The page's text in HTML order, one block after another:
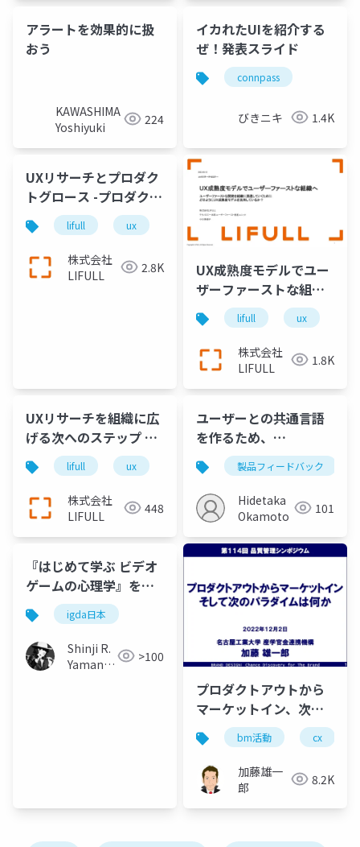
アラートを効果的に扱
おう
KAWASHIMA
Yoshiyuki
224
イカれたUIを紹介する
ぜ！発表スライド
connpass
びきニキ 1.4K
UXリサーチとプロダク
トグロース -プロダクト
グロースを最大化する
UXリサーチの活用方法
-
lifull ux uxリサーチ
株式会社
LIFULL
2.8K
UX成熟度モデルでユー
ザーファーストな組織
へ ユーザーファースト
な開発を組織に浸透し
ていくために、どのよ
うに UX成熟度モデルを
活用しているか?
lifull ux
株式会社
LIFULL
1.8K
UXリサーチを組織に広
げる次へのステップ ユ
ーザーファースト推進
チームの拡大を通して
見えてきたこと
lifull ux uxリサーチ
株式会社
LIFULL
448
ユーザーとの共通言語
を作るため、
「Friction Logging」
を始めよう
製品フィードバック
Hidetaka
Okamoto
101
『はじめて学ぶ ビデオ
ゲームの心理学』を監
訳してみた〜監訳とい
うお仕事〜 (in
Japanese)
igda日本
Shinji R.
Yamane
>100
プロダクトアウトから
マーケットイン、次の
パラダイムは何か
bm活動 cx
加藤雄一
郎
8.2K